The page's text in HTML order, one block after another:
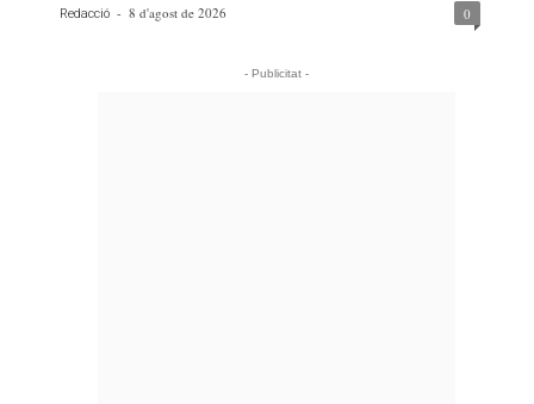
Redacció - 8 d'agost de 2026 0
- Publicitat -